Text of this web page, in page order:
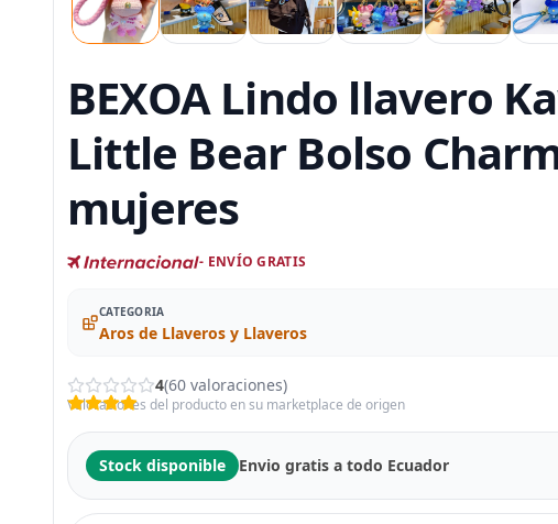
BEXOA Lindo llavero
Little Bear Bolso
mujeres
- ENVÍO GRATIS
CATEGORIA
Aros de Llaveros y Llaveros
4(60 valoraciones)
Valoraciones del producto en su marketplace de origen
Stock disponible Envio gratis a todo Ecuador